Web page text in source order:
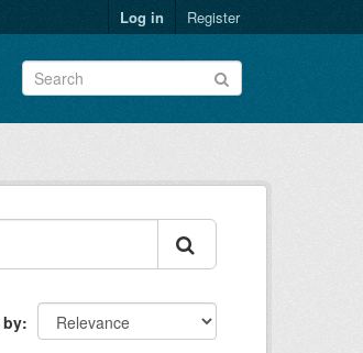
Log in Register
by